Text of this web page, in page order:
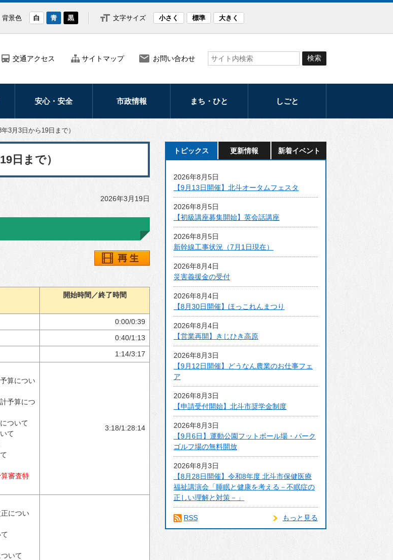
背景色 白 青 黒 文字サイズ 小さく 標準 大きく
交通アクセス サイトマップ お問い合わせ
安心・安全
防災
防犯
市政情報
広報・広聴
選挙
主要な戦略・計画
人事・採用情報
財政
統計
マイナンバー制度
まち・ひと
まつり・イベント
文化
音楽のまち・ほく
と
しごと
労働支援
入札・契約
3月3日から19日まで）
日まで）
2026年3月19日
開始時間／終了時間
0:00/0:39
0:40/1:13
1:14/3:17
算につい
予算につ
ついて
て
審査特
3:18/1:28:14
につい
いて
トピックス 更新情報 新着イベント
2026年8月5日
【9月13日開催】北斗オータムフェスタ
2026年8月5日
【初級講座募集開始】英会話講座
2026年8月5日
新幹線工事状況（7月1日現在）
2026年8月4日
災害義援金の受付
2026年8月4日
【8月30日開催】ほっこれんまつり
2026年8月4日
【営業再開】きじひき高原
2026年8月3日
【9月12日開催】どうなん農業のお仕事フェ
ア
2026年8月3日
【申請受付開始】北斗市奨学金制度
2026年8月3日
【9月6日】運動公園フットボール場・パーク
ゴルフ場の無料開放
2026年8月3日
【8月28日開催】令和8年度 北斗市保健医療
福祉講演会「睡眠と健康を考える－不眠症の
正しい理解と対策－」
もっと見る
RSS